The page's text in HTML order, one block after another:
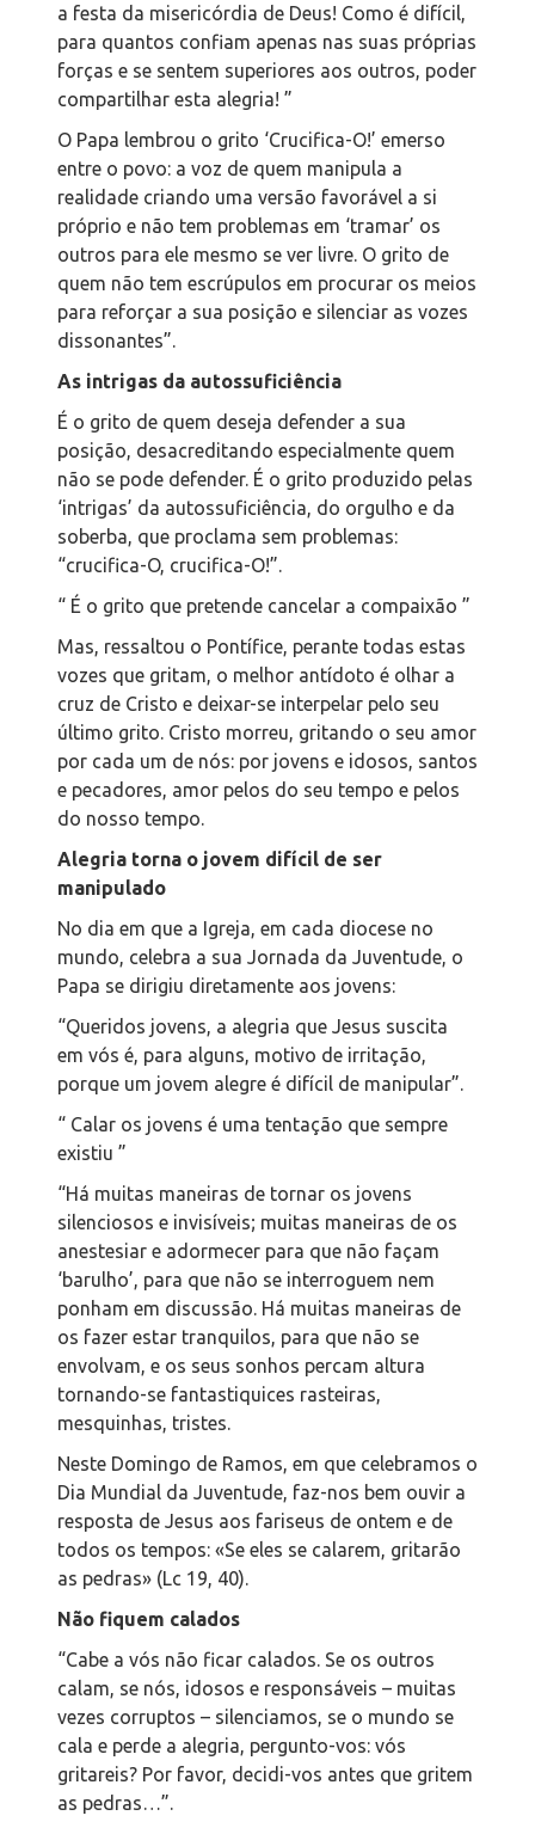
a festa da misericórdia de Deus! Como é difícil,
para quantos confiam apenas nas suas próprias
forças e se sentem superiores aos outros, poder
compartilhar esta alegria! ”
O Papa lembrou o grito ‘Crucifica-O!’ emerso
entre o povo: a voz de quem manipula a
realidade criando uma versão favorável a si
próprio e não tem problemas em ‘tramar’ os
outros para ele mesmo se ver livre. O grito de
quem não tem escrúpulos em procurar os meios
para reforçar a sua posição e silenciar as vozes
dissonantes”.
As intrigas da autossuficiência
É o grito de quem deseja defender a sua
posição, desacreditando especialmente quem
não se pode defender. É o grito produzido pelas
‘intrigas’ da autossuficiência, do orgulho e da
soberba, que proclama sem problemas:
“crucifica-O, crucifica-O!”.
“ É o grito que pretende cancelar a compaixão ”
Mas, ressaltou o Pontífice, perante todas estas
vozes que gritam, o melhor antídoto é olhar a
cruz de Cristo e deixar-se interpelar pelo seu
último grito. Cristo morreu, gritando o seu amor
por cada um de nós: por jovens e idosos, santos
e pecadores, amor pelos do seu tempo e pelos
do nosso tempo.
Alegria torna o jovem difícil de ser
manipulado
No dia em que a Igreja, em cada diocese no
mundo, celebra a sua Jornada da Juventude, o
Papa se dirigiu diretamente aos jovens:
“Queridos jovens, a alegria que Jesus suscita
em vós é, para alguns, motivo de irritação,
porque um jovem alegre é difícil de manipular”.
“ Calar os jovens é uma tentação que sempre
existiu ”
“Há muitas maneiras de tornar os jovens
silenciosos e invisíveis; muitas maneiras de os
anestesiar e adormecer para que não façam
‘barulho’, para que não se interroguem nem
ponham em discussão. Há muitas maneiras de
os fazer estar tranquilos, para que não se
envolvam, e os seus sonhos percam altura
tornando-se fantastiquices rasteiras,
mesquinhas, tristes.
Neste Domingo de Ramos, em que celebramos o
Dia Mundial da Juventude, faz-nos bem ouvir a
resposta de Jesus aos fariseus de ontem e de
todos os tempos: «Se eles se calarem, gritarão
as pedras» (Lc 19, 40).
Não fiquem calados
“Cabe a vós não ficar calados. Se os outros
calam, se nós, idosos e responsáveis – muitas
vezes corruptos – silenciamos, se o mundo se
cala e perde a alegria, pergunto-vos: vós
gritareis? Por favor, decidi-vos antes que gritem
as pedras…”.